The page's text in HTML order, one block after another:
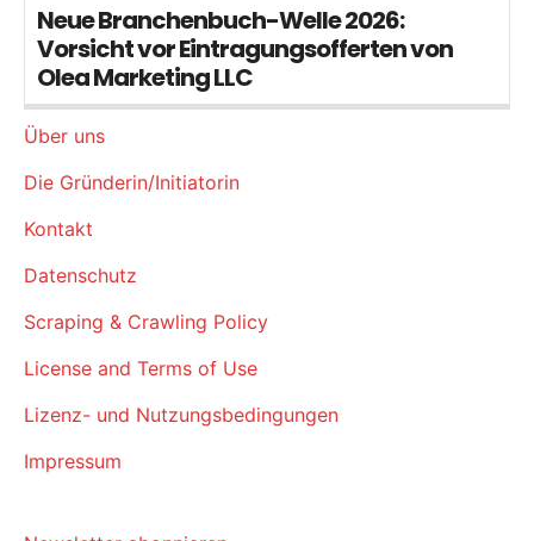
Neue Branchenbuch-Welle 2026:
Vorsicht vor Eintragungsofferten von
Olea Marketing LLC
Über uns
Die Gründerin/Initiatorin
Kontakt
Datenschutz
Scraping & Crawling Policy
License and Terms of Use
Lizenz- und Nutzungsbedingungen
Impressum